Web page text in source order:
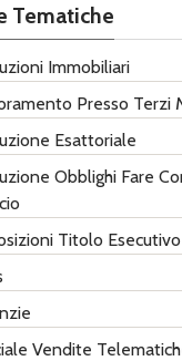
Tematiche
Immobiliari
Presso Terzi
Esattoriale
Obblighi Fare
Titolo Esecutivo
Vendite